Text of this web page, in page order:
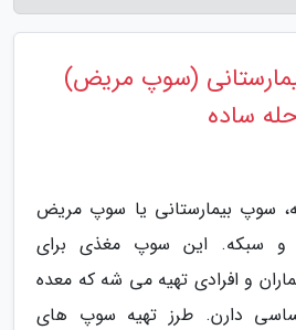
(سوپ مریض)
سوپ بیمارستانی یا سوپ مریض
و سبکه. این سوپ مغذی برای
و افرادی تهیه می شه که معده
دارن. طرز تهیه سوپ های